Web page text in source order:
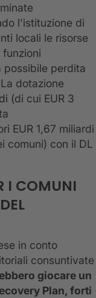
l'istituzione di
locali le risorse
possibile perdita
dotazione
(di cui EUR 3
EUR 1,67 miliardi
comuni) con il DL
I COMUNI
in conto
consuntivate
giocare un
Plan, forti